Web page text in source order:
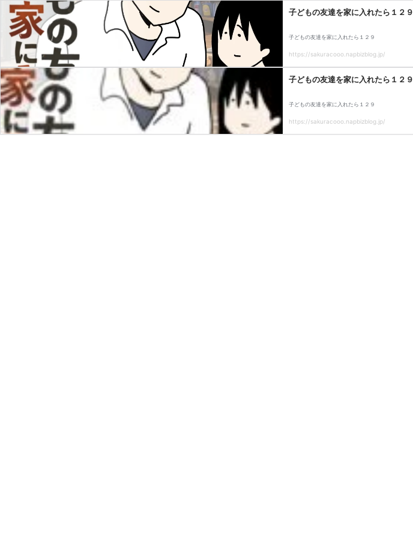
子どもの友達を家に入れたら１２９
子どもの友達を家に入れたら１２９
https://sakuracooo.napbizblog.jp/
子どもの友達を家に入れたら１２９
子どもの友達を家に入れたら１２９
https://sakuracooo.napbizblog.jp/